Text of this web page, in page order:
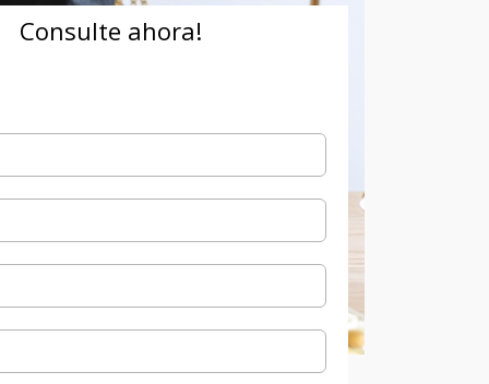
Consulte ahora!